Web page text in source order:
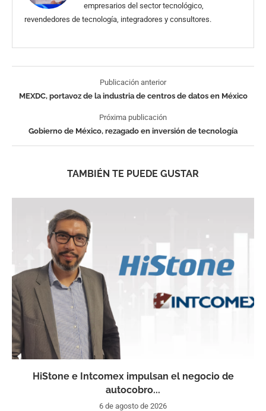
empresarios del sector tecnológico,
revendedores de tecnología, integradores y consultores.
Publicación anterior
MEXDC, portavoz de la industria de centros de datos en México
Próxima publicación
Gobierno de México, rezagado en inversión de tecnología
TAMBIÉN TE PUEDE GUSTAR
HiStone e Intcomex impulsan el negocio de
autocobro...
6 de agosto de 2026